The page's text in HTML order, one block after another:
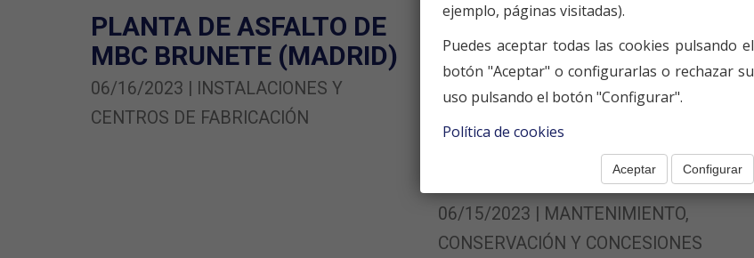
PLANTA DE ASFALTO DE
MBC BRUNETE (MADRID)
06/16/2023 | INSTALACIONES Y
CENTROS DE FABRICACIÓN
MANTENIMIENTO DE
CALLES Y ACERADOS EN
06/15/2023 | MANTENIMIENTO,
CONSERVACIÓN Y CONCESIONES
ejemplo, páginas visitadas).
Puedes aceptar todas las cookies pulsando el
botón "Aceptar" o configurarlas o rechazar su
uso pulsando el botón "Configurar".
Política de cookies
Aceptar Configurar